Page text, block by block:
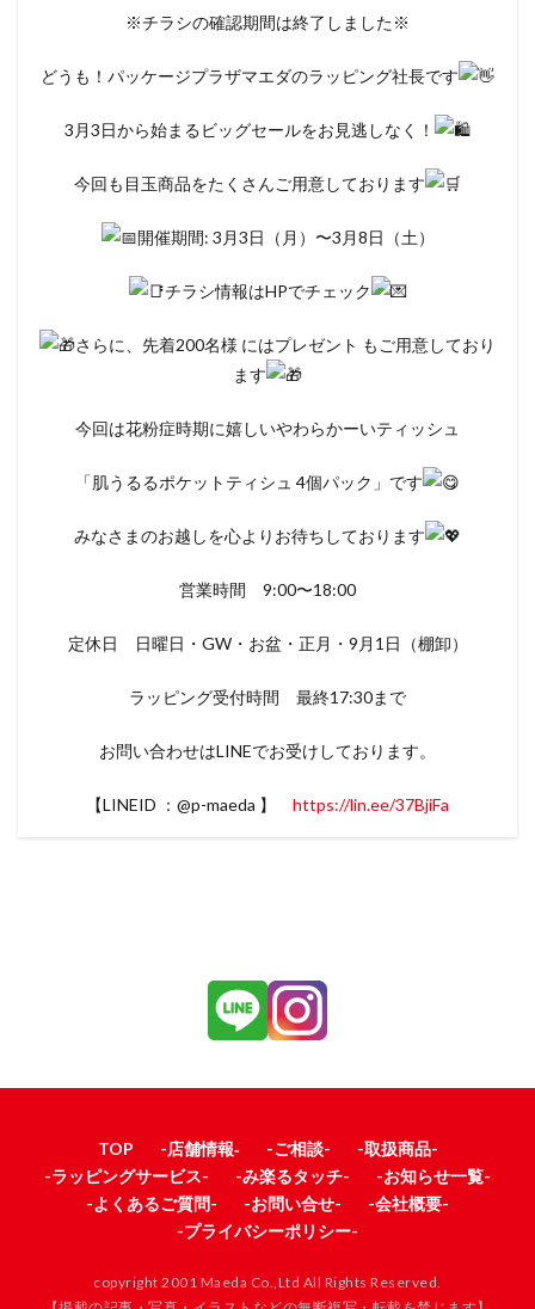
※チラシの確認期間は終了しました※
どうも！パッケージプラザマエダのラッピング社長です
3月3日から始まるビッグセールをお見逃しなく！
今回も目玉商品をたくさんご用意しております
開催期間: 3月3日（月）〜3月8日（土）
チラシ情報はHPでチェック
さらに、先着200名様 にはプレゼント もご用意しており
ます
今回は花粉症時期に嬉しいやわらかーいティッシュ
「肌うるるポケットティシュ 4個パック」です
みなさまのお越しを心よりお待ちしております
営業時間 9:00〜18:00
定休日 日曜日・GW・お盆・正月・9月1日（棚卸）
ラッピング受付時間 最終17:30まで
お問い合わせはLINEでお受けしております。
【LINEID ：@p-maeda 】 https://lin.ee/37BjiFa
TOP -店舗情報‐ -ご相談-
-取扱商品-
-ラッピングサービス-
-み楽るタッチ-
-お知らせ一覧-
-よくあるご質問-
-お問い合せ-
-会社概要-
-プライバシーポリシー-
copyright 2001 Maeda Co.,Ltd All Rights Reserved.